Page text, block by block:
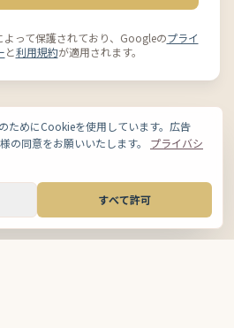
よって保護されており、Googleのプライ
と利用規約が適用されます。
ためにCookieを使用しています。広告
の同意をお願いいたします。
プライバシ
すべて許可